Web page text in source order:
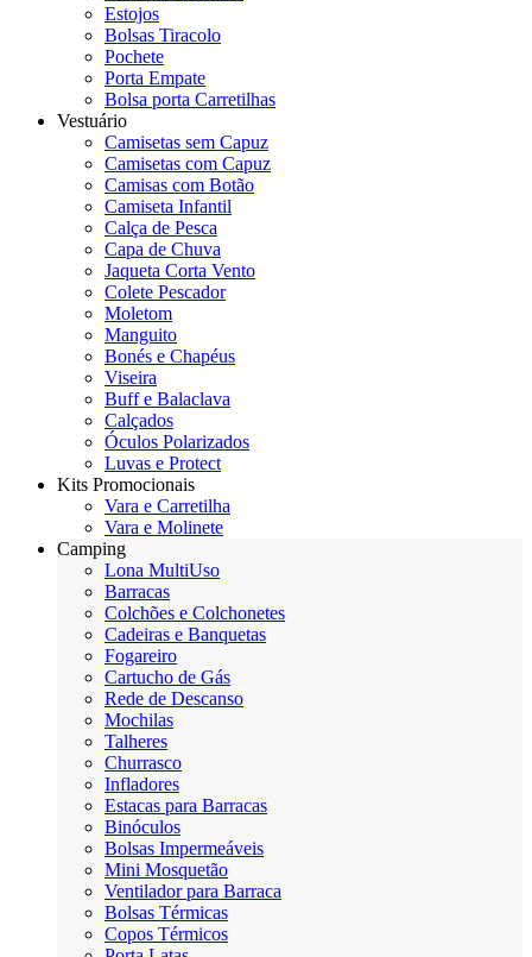
Estojos
Bolsas Tiracolo
Pochete
Porta Empate
Bolsa porta Carretilhas
Vestuário
Camisetas sem Capuz
Camisetas com Capuz
Camisas com Botão
Camiseta Infantil
Calça de Pesca
Capa de Chuva
Jaqueta Corta Vento
Colete Pescador
Moletom
Manguito
Bonés e Chapéus
Viseira
Buff e Balaclava
Calçados
Óculos Polarizados
Luvas e Protect
Kits Promocionais
Vara e Carretilha
Vara e Molinete
Camping
Lona MultiUso
Barracas
Colchões e Colchonetes
Cadeiras e Banquetas
Fogareiro
Cartucho de Gás
Rede de Descanso
Mochilas
Talheres
Churrasco
Infladores
Estacas para Barracas
Binóculos
Bolsas Impermeáveis
Mini Mosquetão
Ventilador para Barraca
Bolsas Térmicas
Copos Térmicos